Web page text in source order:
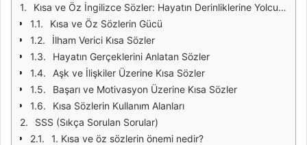
Kısa ve Öz İngilizce Sözler: Hayatın Derinliklerine Yolculuk
Kısa ve Öz Sözlerin Gücü
İlham Verici Kısa Sözler
Hayatın Gerçeklerini Anlatan Sözler
Aşk ve İlişkiler Üzerine Kısa Sözler
Başarı ve Motivasyon Üzerine Kısa Sözler
Kısa Sözlerin Kullanım Alanları
SSS (Sıkça Sorulan Sorular)
1. Kısa ve öz sözlerin önemi nedir?